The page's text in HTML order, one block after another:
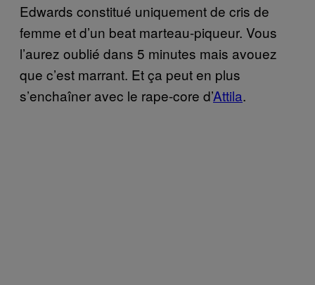
Edwards constitué uniquement de cris de
femme et d’un beat marteau-piqueur. Vous
l’aurez oublié dans 5 minutes mais avouez
que c’est marrant. Et ça peut en plus
s’enchaîner avec le rape-core d’Attila.